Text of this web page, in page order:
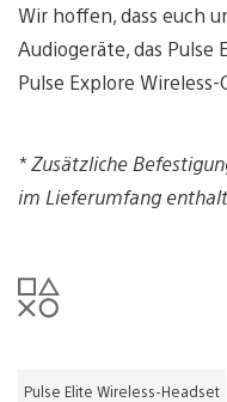
Wir hoffen, dass euch
Audiogeräte, das Pulse
Pulse Explore
* Zusätzliche
im Lieferumfang
Pulse Elite Wireless-Headset